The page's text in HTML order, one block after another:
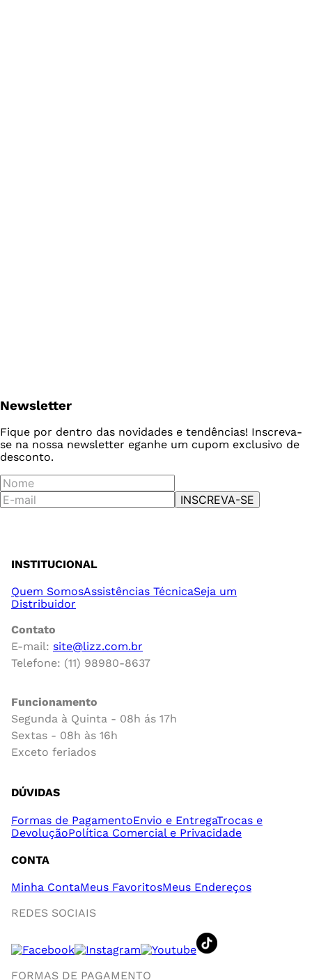
Newsletter
Fique por dentro das novidades e tendências! Inscreva-
se na nossa newsletter eganhe um cupom exclusivo de
desconto.
INSCREVA-SE
INSTITUCIONAL
Quem SomosAssistências TécnicaSeja um
Distribuidor
Contato
E-mail: site@lizz.com.br
Telefone: (11) 98980-8637
Funcionamento
Segunda à Quinta - 08h ás 17h
Sextas - 08h às 16h
Exceto feriados
DÚVIDAS
Formas de PagamentoEnvio e EntregaTrocas e
DevoluçãoPolítica Comercial e Privacidade
CONTA
Minha ContaMeus FavoritosMeus Endereços
REDES SOCIAIS
FORMAS DE PAGAMENTO